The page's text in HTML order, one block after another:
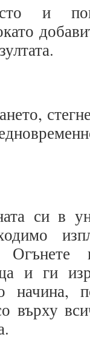
и
си в
и ги
начина,
върху